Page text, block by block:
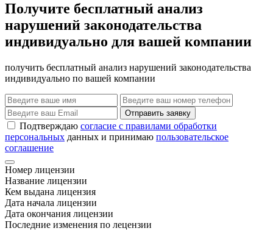
Получите бесплатный анализ
нарушений законодательства
индивидуально для вашей компании
получить бесплатный анализ нарушений законодательства
индивидуально по вашей компании
Отправить заявку
Подтверждаю согласие с правилами обработки
персональных данных и принимаю пользовательское
соглашение
Номер лицензии
Название лицензии
Кем выдана лицензия
Дата начала лицензии
Дата окончания лицензии
Последние изменения по лецензии